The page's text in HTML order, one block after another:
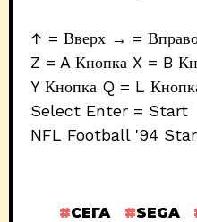
↑ = Вверх → =
Z = A Кнопка X = B
Y Кнопка Q = L
Select Enter = Start
NFL Football '94
СЕГА SEGA